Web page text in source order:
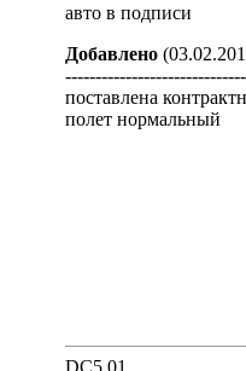
авто в подписи
Добавлено
поставлена
полет нормальный
DC5 01